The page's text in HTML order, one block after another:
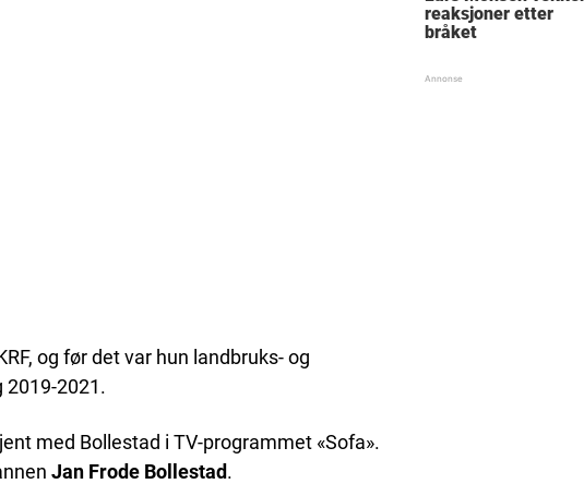
og før det var hun landbruks- og
2019-2021.
med Bollestad i TV-programmet «Sofa».
Jan Frode Bollestad.
reaksjoner etter
bråket